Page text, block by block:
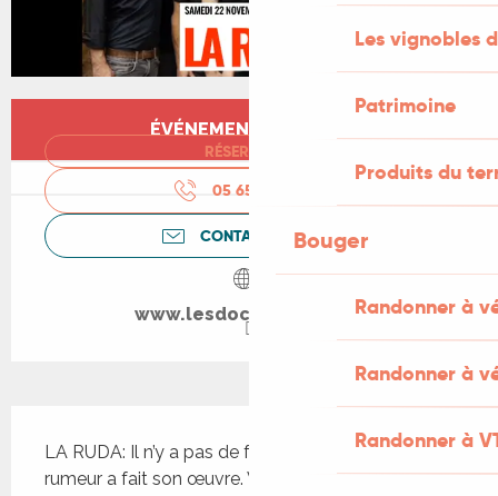
Les vignobles
Patrimoine
Produits du
Bouger
Randonner à
Randonner à
Randonner à
Ouverture et coordonnées
ÉVÉNEMENT TERMINÉ
RÉSERVER
05 65 24 13
CONTACTEZ-NOUS
www.lesdocks-cahors.fr
LA RUDA: Il n’y a pas de fumée sans feu et la
rumeur a fait son œuvre. Vous le savez sans